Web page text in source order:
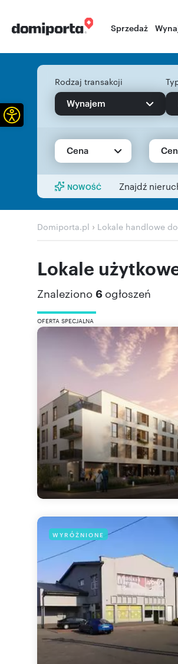
Sprzedaż
Rodzaj transakcji
Wynajem
Cena
NOWOŚĆ Znajdź
Domiporta.pl › Lokale handlowe
Lokale
Znaleziono 6 ogłoszeń
OFERTA SPECJALNA
WYRÓŻNIONE
Otwórz pasek narzędzi